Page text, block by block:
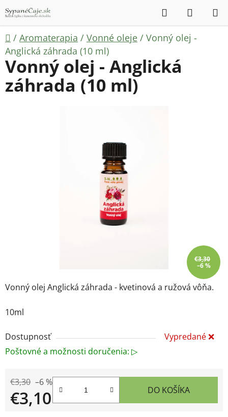
na
obsah
Hľadať
KOŠÍK
Domov
/ Aromaterapia / Vonné oleje / Vonný olej -
Anglická záhrada (10 ml)
Vonný olej Anglická záhrada - kvetinová a ružová vôňa.
10ml
Dostupnosť
Vypredané ❌
Poštovné a možnosti doručenia: ▷
€3,30 –6 %
€3,10 DO KOŠÍKA
Vonný olej - Anglická
záhrada (10 ml)
€3,30
–6 %